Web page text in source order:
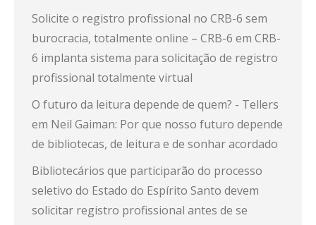
Solicite o registro profissional no CRB-6 sem
burocracia, totalmente online – CRB-6 em CRB-
6 implanta sistema para solicitação de registro
profissional totalmente virtual
O futuro da leitura depende de quem? - Tellers
em Neil Gaiman: Por que nosso futuro depende
de bibliotecas, de leitura e de sonhar acordado
Bibliotecários que participarão do processo
seletivo do Estado do Espírito Santo devem
solicitar registro profissional antes de se